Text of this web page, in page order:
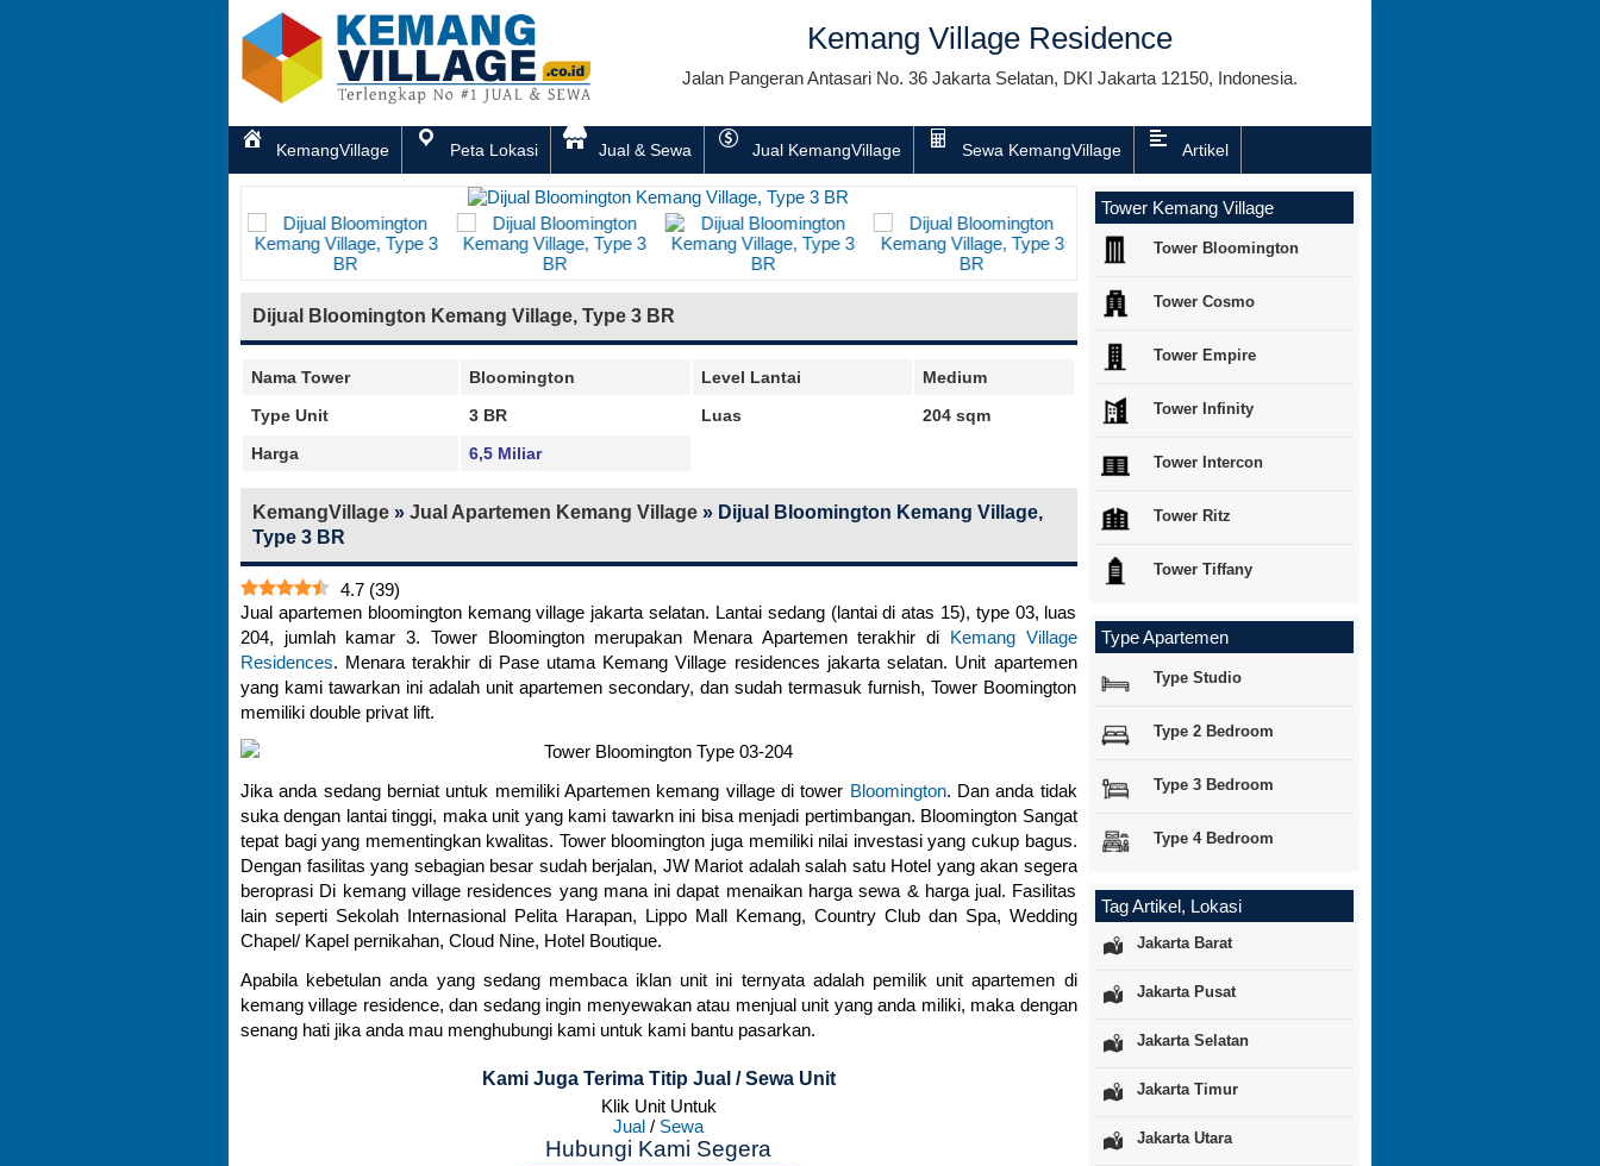
Kemang Village Residence
Jalan Pangeran Antasari No. 36 Jakarta Selatan, DKI Jakarta 12150, Indonesia.
KemangVillage Peta Lokasi Jual & Sewa Jual KemangVillage Sewa KemangVillage Artikel
Dijual Bloomington Kemang Village, Type 3 BR
Nama Tower Bloomington Level Lantai
Medium
Type Unit
3 BR Luas
204 sqm
Harga
6,5 Miliar
KemangVillage » Jual Apartemen Kemang Village » Dijual Bloomington Kemang Village,
Type 3 BR
4.7 (39)
Jual apartemen bloomington kemang village jakarta selatan. Lantai sedang (lantai di atas 15), type 03, luas
204, jumlah kamar 3. Tower Bloomington merupakan Menara Apartemen terakhir di Kemang Village
Residences. Menara terakhir di Pase utama Kemang Village residences jakarta selatan. Unit apartemen
yang kami tawarkan ini adalah unit apartemen secondary, dan sudah termasuk furnish, Tower Boomington
memiliki double privat lift.
Jika anda sedang berniat untuk memiliki Apartemen kemang village di tower Bloomington. Dan anda tidak
suka dengan lantai tinggi, maka unit yang kami tawarkn ini bisa menjadi pertimbangan. Bloomington Sangat
tepat bagi yang mementingkan kwalitas. Tower bloomington juga memiliki nilai investasi yang cukup bagus.
Dengan fasilitas yang sebagian besar sudah berjalan, JW Mariot adalah salah satu Hotel yang akan segera
beroprasi Di kemang village residences yang mana ini dapat menaikan harga sewa & harga jual. Fasilitas
lain seperti Sekolah Internasional Pelita Harapan, Lippo Mall Kemang, Country Club dan Spa, Wedding
Chapel/ Kapel pernikahan, Cloud Nine, Hotel Boutique.
Apabila kebetulan anda yang sedang membaca iklan unit ini ternyata adalah pemilik unit apartemen di
kemang village residence, dan sedang ingin menyewakan atau menjual unit yang anda miliki, maka dengan
senang hati jika anda mau menghubungi kami untuk kami bantu pasarkan.
Kami Juga Terima Titip Jual / Sewa Unit
Klik Unit Untuk
Jual / Sewa
Hubungi Kami Segera
Tower Kemang Village
Tower Bloomington
Tower Cosmo
Tower Empire
Tower Infinity
Tower Intercon
Tower Ritz
Tower Tiffany
Type Apartemen
Type Studio
Type 2 Bedroom
Type 3 Bedroom
Type 4 Bedroom
Tag Artikel, Lokasi
Jakarta Barat
Jakarta Pusat
Jakarta Selatan
Jakarta Timur
Jakarta Utara